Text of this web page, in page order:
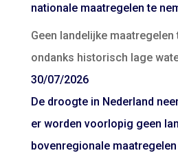
nationale maatregelen te
Geen landelijke
ondanks historisch lage
30/07/2026
De droogte in Nederland
er worden voorlopig geen
bovenregionale